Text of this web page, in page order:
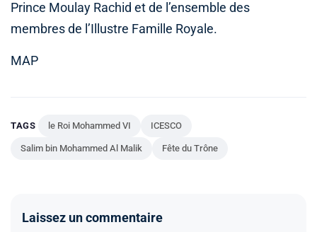
Prince Moulay Rachid et de l’ensemble des
membres de l’Illustre Famille Royale.
MAP
TAGS le Roi Mohammed VI ICESCO
Salim bin Mohammed Al Malik Fête du Trône
Laissez un commentaire